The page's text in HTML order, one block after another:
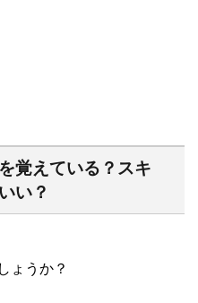
覚えている？スキ
い？
ょうか？